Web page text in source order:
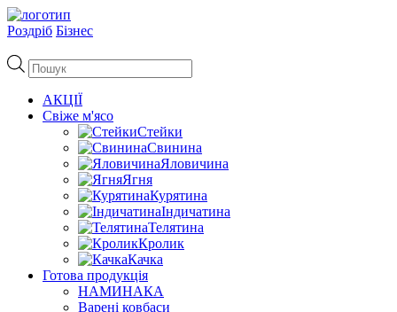
Роздріб Бізнес
Пошук
товарів
АКЦІЇ
Свіже м'ясо
Стейки
Свинина
Яловичина
Ягня
Курятина
Індичатина
Телятина
Кролик
Качка
Готова продукція
НАМИНАКА
Варені ковбаси